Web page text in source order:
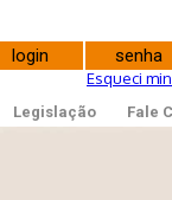
Esqueci
Legislação Fale